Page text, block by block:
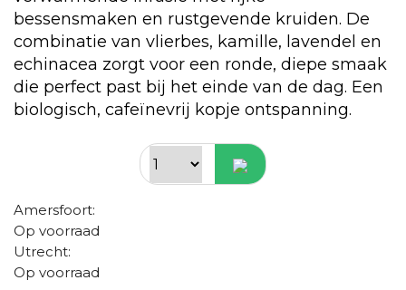
bessensmaken en rustgevende kruiden. De
combinatie van vlierbes, kamille, lavendel en
echinacea zorgt voor een ronde, diepe smaak
die perfect past bij het einde van de dag. Een
biologisch, cafeïnevrij kopje ontspanning.
Amersfoort:
Op voorraad
Utrecht:
Op voorraad